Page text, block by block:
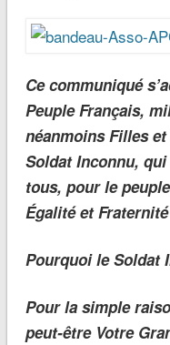
Ce communiqué
Peuple Français,
néanmoins Filles
Soldat Inconnu,
tous, pour le
Égalité et
Pourquoi le Soldat
Pour la simple
peut-être Votre